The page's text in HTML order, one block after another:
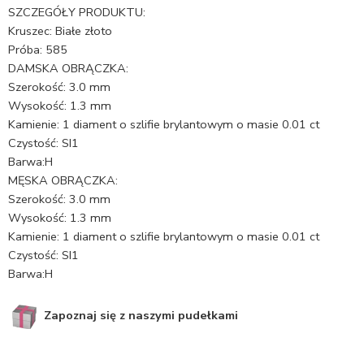
SZCZEGÓŁY PRODUKTU:
Kruszec: Białe złoto
Próba: 585
DAMSKA OBRĄCZKA:
Szerokość: 3.0 mm
Wysokość: 1.3 mm
Kamienie: 1 diament o szlifie brylantowym o masie 0.01 ct
Czystość: SI1
Barwa:H
MĘSKA OBRĄCZKA:
Szerokość: 3.0 mm
Wysokość: 1.3 mm
Kamienie: 1 diament o szlifie brylantowym o masie 0.01 ct
Czystość: SI1
Barwa:H
Zapoznaj się z naszymi pudełkami